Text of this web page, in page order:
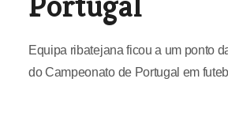
Equipa ribatejana ficou a um ponto
do Campeonato de Portugal em